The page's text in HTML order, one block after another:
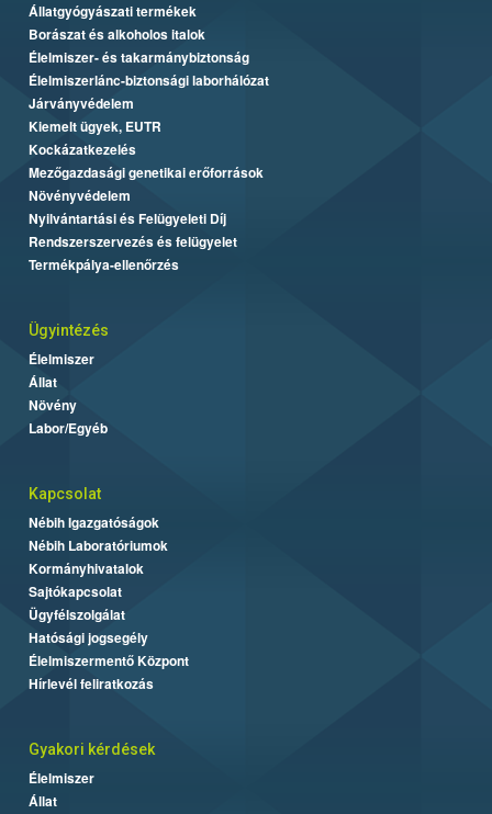
Állatgyógyászati termékek
Borászat és alkoholos italok
Élelmiszer- és takarmánybiztonság
Élelmiszerlánc-biztonsági laborhálózat
Járványvédelem
Kiemelt ügyek, EUTR
Kockázatkezelés
Mezőgazdasági genetikai erőforrások
Növényvédelem
Nyilvántartási és Felügyeleti Díj
Rendszerszervezés és felügyelet
Termékpálya-ellenőrzés
Ügyintézés
Élelmiszer
Állat
Növény
Labor/Egyéb
Kapcsolat
Nébih Igazgatóságok
Nébih Laboratóriumok
Kormányhivatalok
Sajtókapcsolat
Ügyfélszolgálat
Hatósági jogsegély
Élelmiszermentő Központ
Hírlevél feliratkozás
Gyakori kérdések
Élelmiszer
Állat